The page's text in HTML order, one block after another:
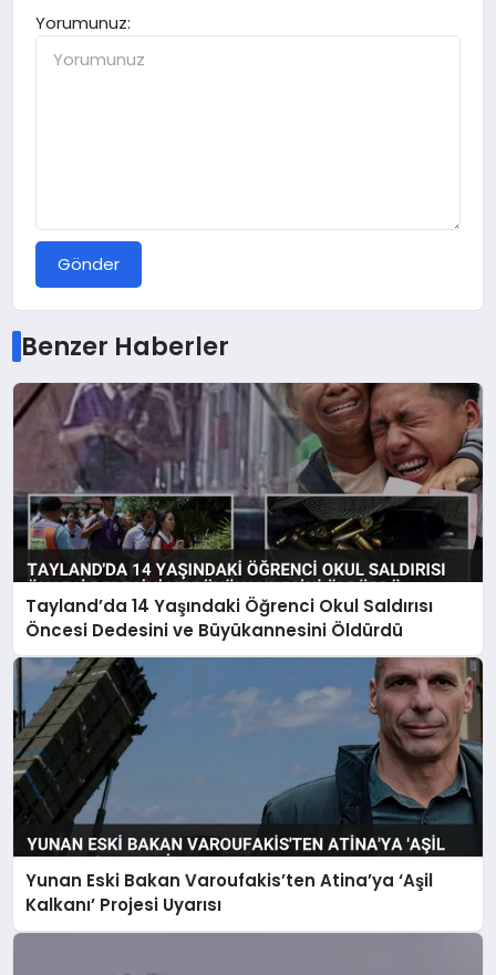
Yorumunuz:
Gönder
Benzer Haberler
Tayland’da 14 Yaşındaki Öğrenci Okul Saldırısı
Öncesi Dedesini ve Büyükannesini Öldürdü
Yunan Eski Bakan Varoufakis’ten Atina’ya ‘Aşil
Kalkanı’ Projesi Uyarısı